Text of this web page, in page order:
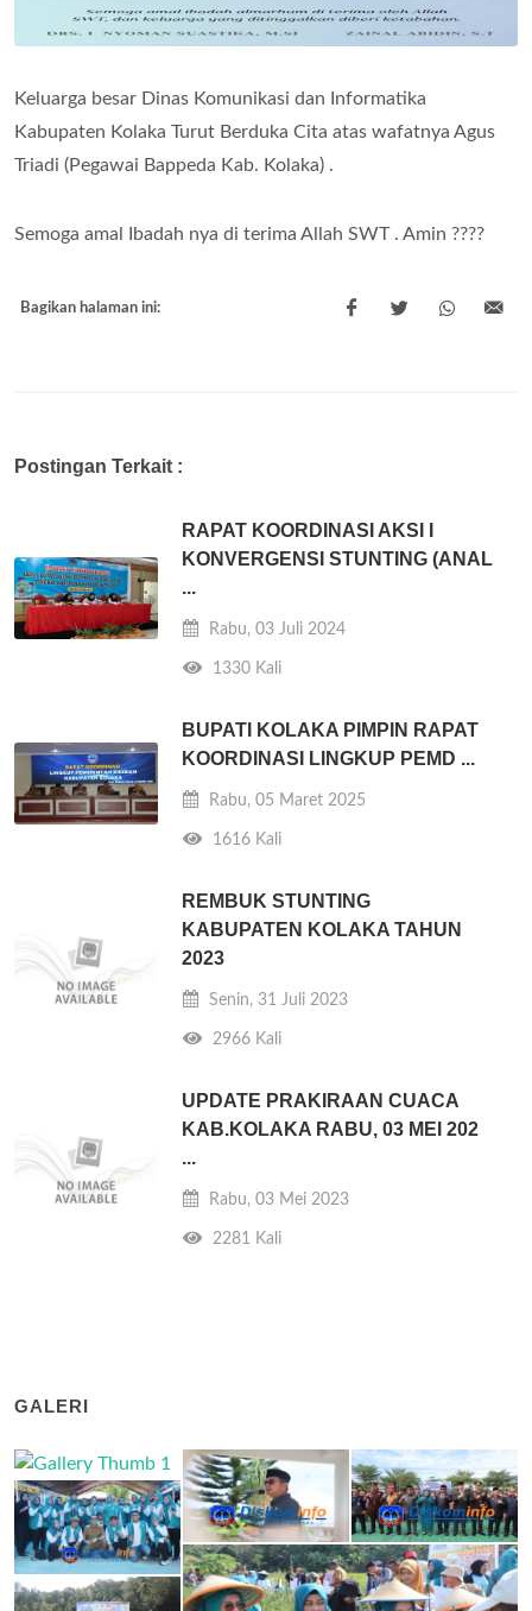
Keluarga besar Dinas Komunikasi dan Informatika
Kabupaten Kolaka Turut Berduka Cita atas wafatnya Agus
Triadi (Pegawai Bappeda Kab. Kolaka) .
Semoga amal Ibadah nya di terima Allah SWT . Amin ????
Bagikan halaman ini:
Postingan Terkait :
RAPAT KOORDINASI AKSI I
KONVERGENSI STUNTING (ANAL
...
Rabu, 03 Juli 2024
1330 Kali
BUPATI KOLAKA PIMPIN RAPAT
KOORDINASI LINGKUP PEMD ...
Rabu, 05 Maret 2025
1616 Kali
REMBUK STUNTING
KABUPATEN KOLAKA TAHUN
2023
Senin, 31 Juli 2023
2966 Kali
UPDATE PRAKIRAAN CUACA
KAB.KOLAKA RABU, 03 MEI 202
...
Rabu, 03 Mei 2023
2281 Kali
GALERI